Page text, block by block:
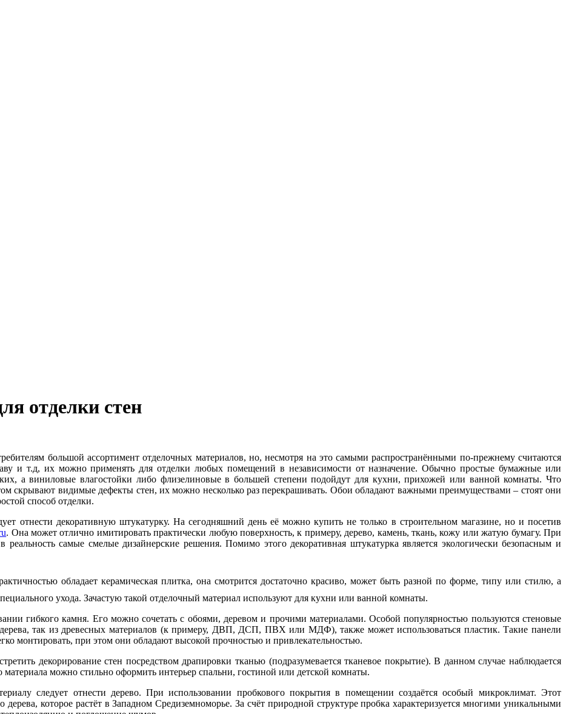
отделки стен
большой ассортимент отделочных материалов, но, несмотря на это самыми распространёнными по-прежнему считаются
и т.д, их можно применять для отделки любых помещений в независимости от назначение. Обычно простые бумажные или
а виниловые влагостойки либо флизелиновые в большей степени подойдут для кухни, прихожей или ванной комнаты. Что
скрывают видимые дефекты стен, их можно несколько раз перекрашивать. Обои обладают важными преимуществами – стоят они
способ отделки.
отнести декоративную штукатурку. На сегодняшний день её можно купить не только в строительном магазине, но и посетив
. Она может отлично имитировать практически любую поверхность, к примеру, дерево, камень, ткань, кожу или жатую бумагу. При
самые смелые дизайнерские решения. Помимо этого декоративная штукатурка является экологически безопасным и
обладает керамическая плитка, она смотрится достаточно красиво, может быть разной по форме, типу или стилю, а
ухода. Зачастую такой отделочный материал используют для кухни или ванной комнаты.
гибкого камня. Его можно сочетать с обоями, деревом и прочими материалами. Особой популярностью пользуются стеновые
дерева, так из древесных материалов (к примеру, ДВП, ДСП, ПВХ или МДФ), также может использоваться пластик. Такие панели
монтировать, при этом они обладают высокой прочностью и привлекательностью.
декорирование стен посредством драпировки тканью (подразумевается тканевое покрытие). В данном случае наблюдается
можно стильно оформить интерьер спальни, гостиной или детской комнаты.
следует отнести дерево. При использовании пробкового покрытия в помещении создаётся особый микроклимат. Этот
дерева, которое растёт в Западном Средиземноморье. За счёт природной структуре пробка характеризуется многими уникальными